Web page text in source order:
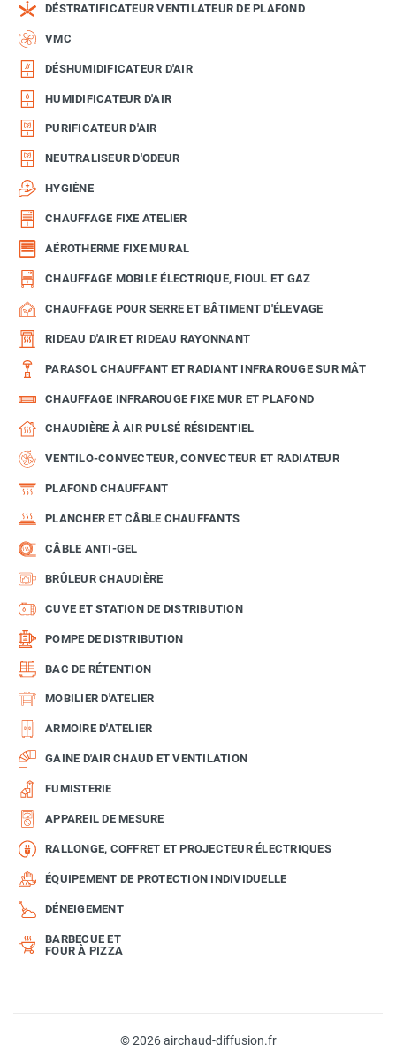
DÉSTRATIFICATEUR VENTILATEUR DE PLAFOND
VMC
DÉSHUMIDIFICATEUR D'AIR
HUMIDIFICATEUR D'AIR
PURIFICATEUR D'AIR
NEUTRALISEUR D'ODEUR
HYGIÈNE
CHAUFFAGE FIXE ATELIER
AÉROTHERME FIXE MURAL
CHAUFFAGE MOBILE ÉLECTRIQUE, FIOUL ET GAZ
CHAUFFAGE POUR SERRE ET BÂTIMENT D'ÉLEVAGE
RIDEAU D'AIR ET RIDEAU RAYONNANT
PARASOL CHAUFFANT ET RADIANT INFRAROUGE SUR MÂT
CHAUFFAGE INFRAROUGE FIXE MUR ET PLAFOND
CHAUDIÈRE À AIR PULSÉ RÉSIDENTIEL
VENTILO-CONVECTEUR, CONVECTEUR ET RADIATEUR
PLAFOND CHAUFFANT
PLANCHER ET CÂBLE CHAUFFANTS
CÂBLE ANTI-GEL
BRÛLEUR CHAUDIÈRE
CUVE ET STATION DE DISTRIBUTION
POMPE DE DISTRIBUTION
BAC DE RÉTENTION
MOBILIER D'ATELIER
ARMOIRE D'ATELIER
GAINE D'AIR CHAUD ET VENTILATION
FUMISTERIE
APPAREIL DE MESURE
RALLONGE, COFFRET ET PROJECTEUR ÉLECTRIQUES
ÉQUIPEMENT DE PROTECTION INDIVIDUELLE
DÉNEIGEMENT
BARBECUE ET
FOUR À PIZZA
© 2026 airchaud-diffusion.fr